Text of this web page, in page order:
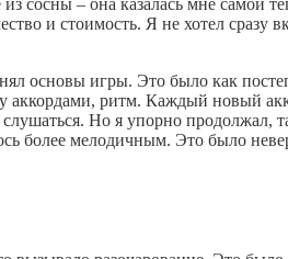
сосны – она казалась мне самой
и стоимость. Я не хотел сразу
основы игры. Это было как
аккордами, ритм. Каждый новый
Но я упорно продолжал,
более мелодичным. Это было